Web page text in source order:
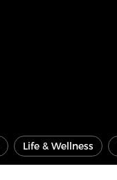
Life & Wellness